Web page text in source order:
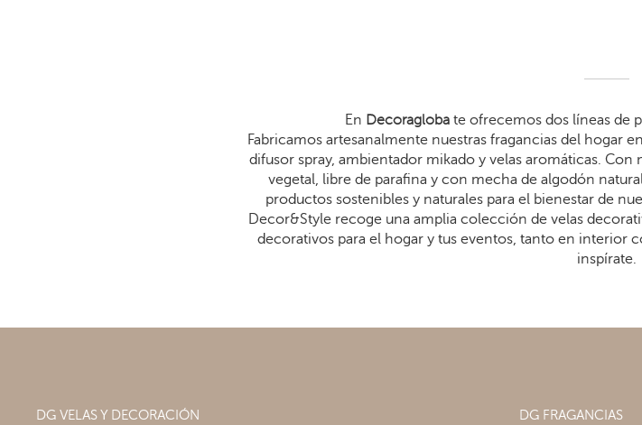
En Decoraglobate ofrecemos dos líneas de
Fabricamos artesanalmente nuestras fragancias del hogar
difusor spray, ambientador mikado y velas aromáticas. Con
vegetal, libre de parafina y con mecha de algodón
productos sostenibles y naturales para el bienestar de
Decor&Style recoge una amplia colección de velas
decorativos para el hogar y tus eventos, tanto en interior
inspírate.
DG VELAS Y DECORACIÓN DG FRAGANCIAS